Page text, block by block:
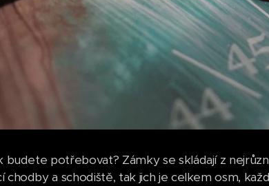
budete potřebovat? Zámky se skládají z
chodby a schodiště, tak jich je celkem osm,